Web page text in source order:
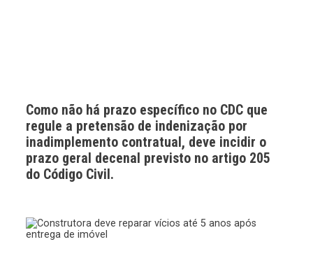
Como não há prazo específico no CDC que
regule a pretensão de indenização por
inadimplemento contratual, deve incidir o
prazo geral decenal previsto no artigo 205
do Código Civil.